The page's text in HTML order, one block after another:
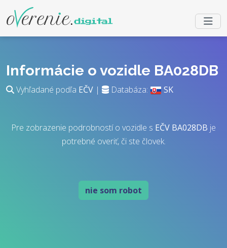
Informácie o vozidle BA028DB
Vyhľadané podľa EČV | Databáza: SK
Pre zobrazenie podrobností o vozidle s EČV BA028DB je
potrebné overiť, či ste človek.
nie som robot